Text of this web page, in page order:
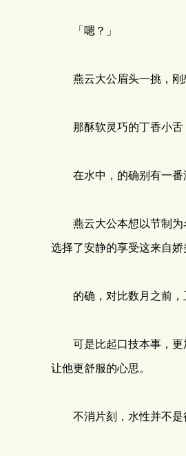
「嗯？」
燕云大公眉头一挑，刚
那酥软灵巧的丁香小舌
在水中，的确别有一番
燕云大公本想以节制为
选择了安静的享受这来自
的确，对比数月之前，
可是比起口技本事，更
让他更舒服的心思。
不消片刻，水性并不是